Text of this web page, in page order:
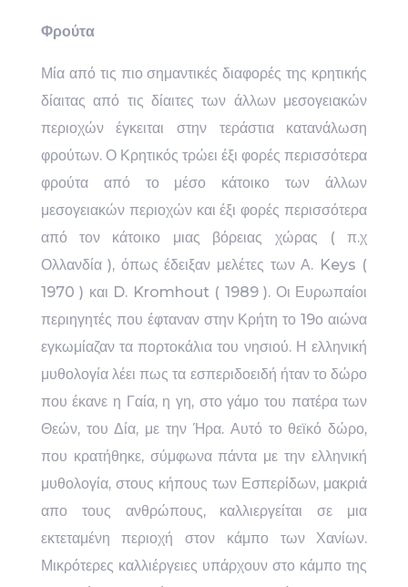
Φρούτα
Μία από τις πιο σημαντικές διαφορές της κρητικής
δίαιτας από τις δίαιτες των άλλων μεσογειακών
περιοχών έγκειται στην τεράστια κατανάλωση
φρούτων. Ο Κρητικός τρώει έξι φορές περισσότερα
φρούτα από το μέσο κάτοικο των άλλων
μεσογειακών περιοχών και έξι φορές περισσότερα
από τον κάτοικο μιας βόρειας χώρας ( π.χ
Ολλανδία ), όπως έδειξαν μελέτες των Α. Keys (
1970 ) και D. Kromhout ( 1989 ). Οι Ευρωπαίοι
περιηγητές που έφταναν στην Κρήτη το 19ο αιώνα
εγκωμίαζαν τα πορτοκάλια του νησιού. Η ελληνική
μυθολογία λέει πως τα εσπεριδοειδή ήταν το δώρο
που έκανε η Γαία, η γη, στο γάμο του πατέρα των
Θεών, του Δία, με την Ήρα. Αυτό το θεϊκό δώρο,
που κρατήθηκε, σύμφωνα πάντα με την ελληνική
μυθολογία, στους κήπους των Εσπερίδων, μακριά
απο τους ανθρώπους, καλλιεργείται σε μια
εκτεταμένη περιοχή στον κάμπο των Χανίων.
Μικρότερες καλλιέργειες υπάρχουν στο κάμπο της